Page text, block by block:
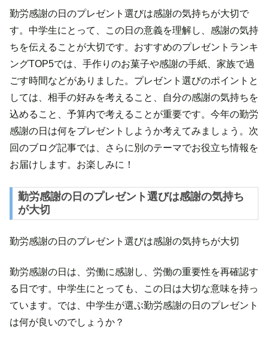
勤労感謝の日のプレゼント選びは感謝の気持ちが大切で
す。中学生にとって、この日の意義を理解し、感謝の気持
ちを伝えることが大切です。おすすめのプレゼントランキ
ングTOP5では、手作りのお菓子や感謝の手紙、家族で過
ごす時間などがありました。プレゼント選びのポイントと
しては、相手の好みを考えること、自分の感謝の気持ちを
込めること、予算内で考えることが重要です。今年の勤労
感謝の日は何をプレゼントしようか考えてみましょう。次
回のブログ記事では、さらに別のテーマでお役立ち情報を
お届けします。お楽しみに！
勤労感謝の日のプレゼント選びは感謝の気持ち
が大切
勤労感謝の日のプレゼント選びは感謝の気持ちが大切
勤労感謝の日は、労働に感謝し、労働の重要性を再確認す
る日です。中学生にとっても、この日は大切な意味を持っ
ています。では、中学生が選ぶ勤労感謝の日のプレゼント
は何が良いのでしょうか？